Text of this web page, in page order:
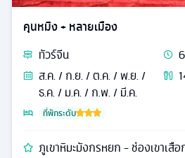
คุนหมิง + หลายเมือง
ทัวร์จีน 6
ส.ค. / ก.ย. / ต.ค. / พ.ย. /
ธ.ค. / ม.ค. / ก.พ. / มี.ค.
ที่พักระดับ
ภูเขาหิมะมังกรหยก - ช่องเขาเสื